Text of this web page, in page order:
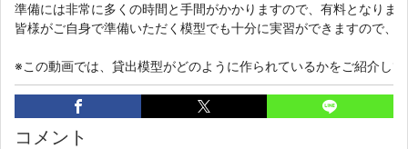
準備には非常に多くの時間と手間がかかりますので、有料となりま
皆様がご自身で準備いただく模型でも十分に実習ができますので、
※この動画では、貸出模型がどのように作られているかをご紹介し
コメント